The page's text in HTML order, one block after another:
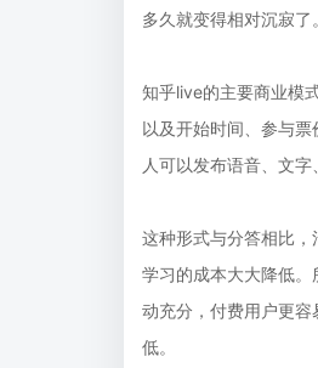
多久就变得相对沉寂
知乎live的主要商业模
以及开始时间、参与
人可以发布语音、文字
这种形式与分答相比
学习的成本大大降低
动充分，付费用户更
低。